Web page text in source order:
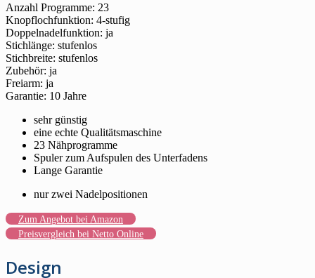
Anzahl Programme: 23
Knopflochfunktion: 4-stufig
Doppelnadelfunktion: ja
Stichlänge: stufenlos
Stichbreite: stufenlos
Zubehör: ja
Freiarm: ja
Garantie: 10 Jahre
sehr günstig
eine echte Qualitätsmaschine
23 Nähprogramme
Spuler zum Aufspulen des Unterfadens
Lange Garantie
nur zwei Nadelpositionen
Zum Angebot bei Amazon
Preisvergleich bei Netto Online
Design